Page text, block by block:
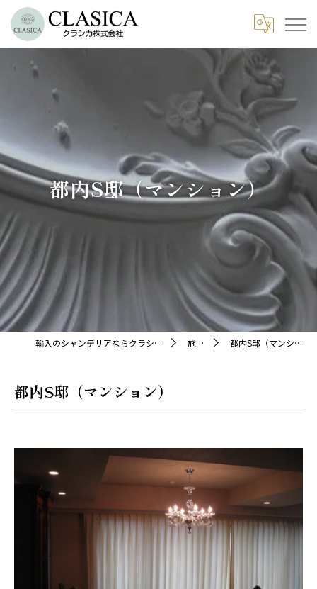
都内S邸（マンション）
輸入のシャンデリアならクラシカ株式会社 施工例 都内S邸（マンション）
都内S邸（マンション）